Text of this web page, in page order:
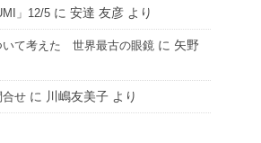
」12/5 に 安達 友彦 より
いて考えた 世界最古の眼鏡 に 矢野
合せ に 川嶋友美子 より